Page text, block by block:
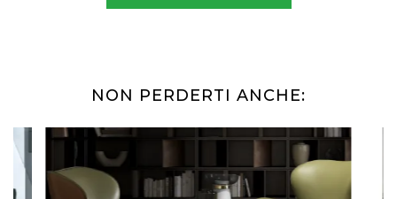
NON PERDERTI ANCHE: